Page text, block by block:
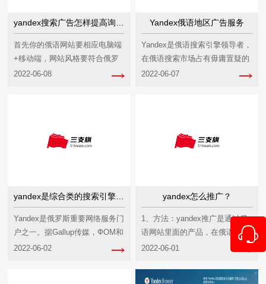
首先你的俄语网站要相应电脑端
+移动端，网站风格要符合俄罗
斯人浏览习惯，要方便客户询盘
2022-06-08
Yandex俄语地区广告服务
Yandex是俄语搜索引擎领导者，
在俄语搜索市场占有毋庸置疑的
领先地位。该公司重视技术研
2022-06-07
yandex是综合类的搜索引擎吗？
Yandex是俄罗斯重要网络服务门
户之一。据Gallup传媒，ФОМ和
Комкон调查公司资料，Ya...
2022-06-02
yandex怎么推广？
1、方法：yandex推广是通过俄
语网站里面的产品，在俄语本土
搜索引擎上宣传，当客户搜索的
2022-06-01